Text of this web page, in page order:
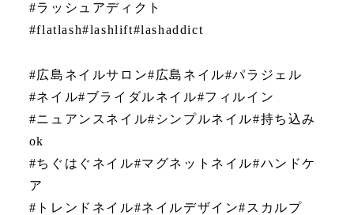
#ラッシュアディクト
#flatlash#lashlift#lashaddict
#広島ネイルサロン#広島ネイル#パラジェル
#ネイル#ブライダルネイル#フィルイン
#ニュアンスネイル#シンプルネイル#持ち込み
ok
#ちぐはぐネイル#マグネットネイル#ハンドケ
ア
#トレンドネイル#ネイルデザイン#スカルプ